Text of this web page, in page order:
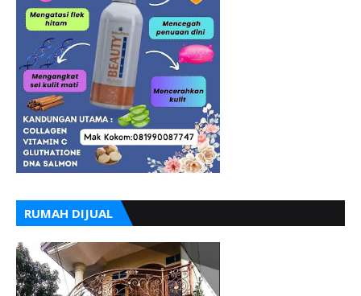
RUMAH DIJUAL